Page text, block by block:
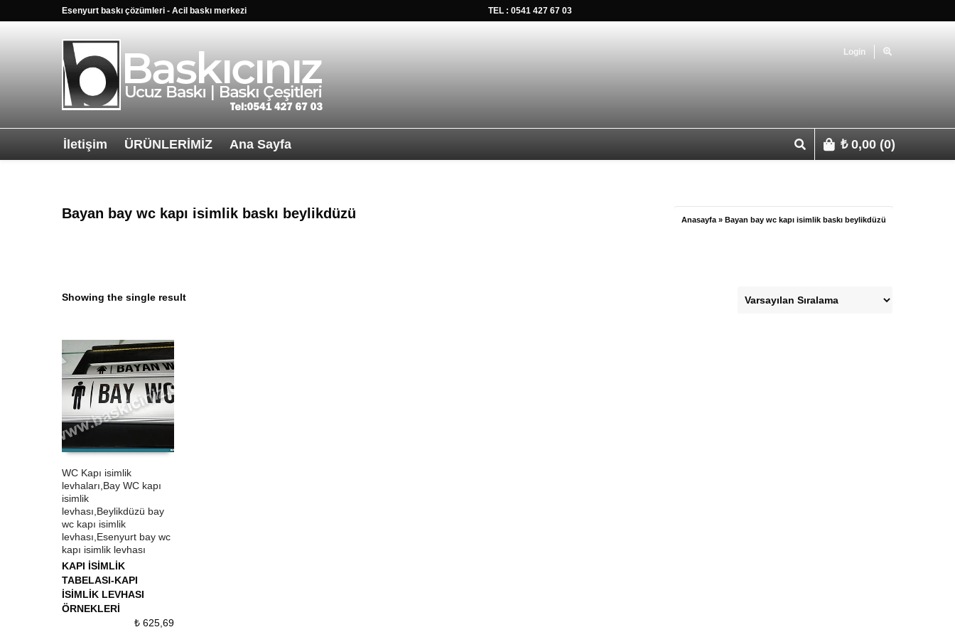
Esenyurt baskı çözümleri - Acil baskı merkezi TEL : 0541 427 67 03
Login
İletişim ÜRÜNLERİMİZ Ana Sayfa ₺0,00 (0)
Bayan bay wc kapı isimlik baskı beylikdüzü Anasayfa » Bayan bay wc kapı isimlik baskı beylikdüzü
Showing the single result
ÜRÜN SATIN AL
QUICK VIEW
WC Kapı isimlik
levhaları,Bay WC kapı
isimlik
levhası,Beylikdüzü bay
wc kapı isimlik
levhası,Esenyurt bay wc
kapı isimlik levhası
KAPI İSİMLİK
TABELASI-KAPI
İSİMLİK LEVHASI
ÖRNEKLERİ
₺625,69